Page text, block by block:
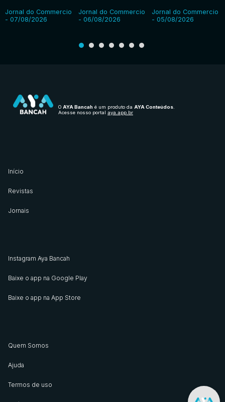
Jornal do Commercio
- 07/08/2026
Jornal do Commercio
- 06/08/2026
Jornal do Commercio
- 05/08/2026
O AYA Bancah é um produto da AYA Conteúdos
Acesse nosso portal aya.app.br
Início
Revistas
Jornais
Instagram Aya Bancah
Baixe o app na Google Play
Baixe o app na App Store
Quem Somos
Ajuda
Termos de uso